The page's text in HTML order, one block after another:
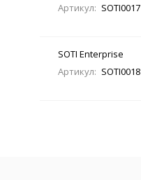
Артикул: SOTI0017
SOTI Enterprise
Артикул: SOTI0018